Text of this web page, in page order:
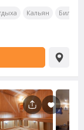
Кальян